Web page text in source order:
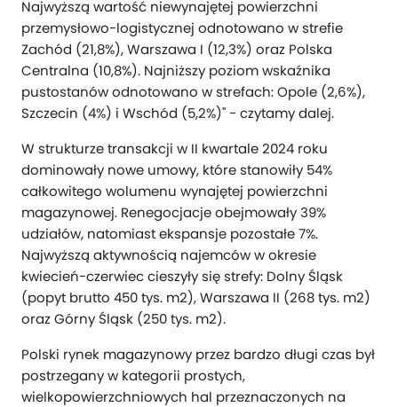
Najwyższą wartość niewynajętej powierzchni
przemysłowo-logistycznej odnotowano w strefie
Zachód (21,8%), Warszawa I (12,3%) oraz Polska
Centralna (10,8%). Najniższy poziom wskaźnika
pustostanów odnotowano w strefach: Opole (2,6%),
Szczecin (4%) i Wschód (5,2%)" - czytamy dalej.
W strukturze transakcji w II kwartale 2024 roku
dominowały nowe umowy, które stanowiły 54%
całkowitego wolumenu wynajętej powierzchni
magazynowej. Renegocjacje obejmowały 39%
udziałów, natomiast ekspansje pozostałe 7%.
Najwyższą aktywnością najemców w okresie
kwiecień-czerwiec cieszyły się strefy: Dolny Śląsk
(popyt brutto 450 tys. m2), Warszawa II (268 tys. m2)
oraz Górny Śląsk (250 tys. m2).
Polski rynek magazynowy przez bardzo długi czas był
postrzegany w kategorii prostych,
wielkopowierzchniowych hal przeznaczonych na